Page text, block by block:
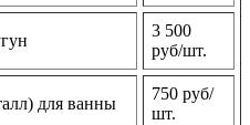
3 500
руб/шт.
для ванны
750 руб/
шт.